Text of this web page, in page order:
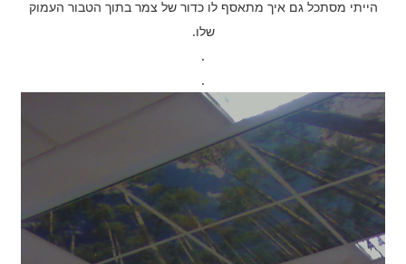
הייתי מסתכל גם איך מתאסף לו כדור של צמר בתוך הטבור העמוק
שלו.
.
.